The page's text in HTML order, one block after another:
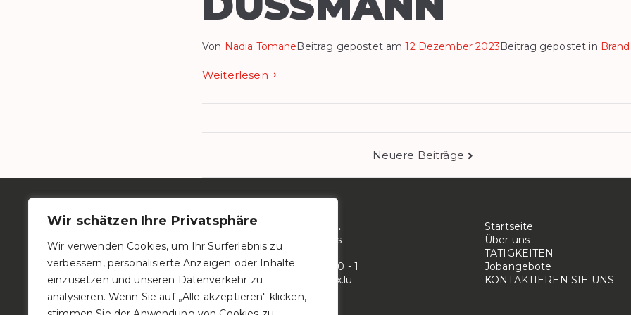
Wir schätzen Ihre Privatsphäre
Wir verwenden Cookies, um Ihr Surferlebnis zu
verbessern, personalisierte Anzeigen oder Inhalte
einzusetzen und unseren Datenverkehr zu
analysieren. Wenn Sie auf „Alle akzeptieren" klicken,
Von Nadia TomaneBeitrag gepostet am12 Dezember 2023Beitrag gepostet in Brand
Weiterlesen
Neuere Beiträge
COBOLUX S.A.
11, Haaptstrooss
L-6869 Wecker
T. (+352) 71 91 20 - 1
E.
info@cobolux.lu
Startseite
Über uns
TÄTIGKEITEN
Jobangebote
KONTAKTIEREN SIE UNS